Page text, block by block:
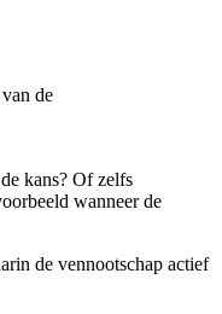
de
kans? Of zelfs
wanneer de
de vennootschap actief